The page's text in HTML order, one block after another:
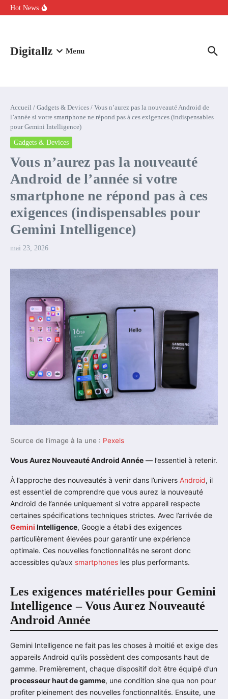
Aller au contenu
Hot News
Comment l’IA simplifie la data de caisse pour la transformer en
Digitallz Menu
Accueil / Gadgets & Devices / Vous n’aurez pas la nouveauté Android de
l’année si votre smartphone ne répond pas à ces exigences (indispensables
pour Gemini Intelligence)
Gadgets & Devices
Vous n’aurez pas la nouveauté
Android de l’année si votre
smartphone ne répond pas à ces
exigences (indispensables pour
Gemini Intelligence)
mai 23, 2026
Source de l’image à la une : Pexels
Vous Aurez Nouveauté Android Année — l’essentiel à retenir.
À l’approche des nouveautés à venir dans l’univers Android, il
est essentiel de comprendre que vous aurez la nouveauté
Android de l’année uniquement si votre appareil respecte
certaines spécifications techniques strictes. Avec l’arrivée de
Gemini Intelligence, Google a établi des exigences
particulièrement élevées pour garantir une expérience
optimale. Ces nouvelles fonctionnalités ne seront donc
accessibles qu’aux smartphones les plus performants.
Les exigences matérielles pour Gemini
Intelligence – Vous Aurez Nouveauté
Android Année
Gemini Intelligence ne fait pas les choses à moitié et exige des
appareils Android qu’ils possèdent des composants haut de
gamme. Premièrement, chaque dispositif doit être équipé d’un
processeur haut de gamme, une condition sine qua non pour
profiter pleinement des nouvelles fonctionnalités. Ensuite, une